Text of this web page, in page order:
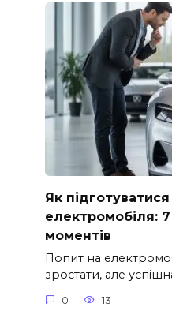
Як підготуватися
електромобіля:
моментів
Попит на
зростати, але
0 13